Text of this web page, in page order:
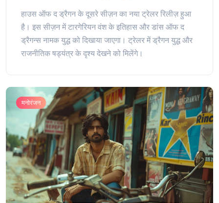
हाउस ऑफ द ड्रैगन के दूसरे सीज़न का नया ट्रेलर रिलीज़ हुआ
है। इस सीज़न में टारगेरियन वंश के इतिहास और डांस ऑफ द
ड्रैगन्स नामक युद्ध को दिखाया जाएगा। ट्रेलर में ड्रैगन युद्ध और
राजनीतिक षड्यंत्र के दृश्य देखने को मिलेंगे।
मनोरंजन